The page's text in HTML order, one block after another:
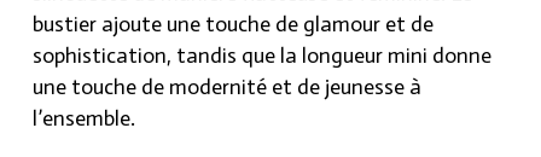
bustier ajoute une touche de glamour et de
sophistication, tandis que la longueur mini donne
une touche de modernité et de jeunesse à
l’ensemble.